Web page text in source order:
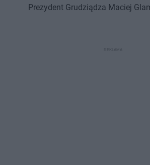
Prezydent Grudziądza Maciej